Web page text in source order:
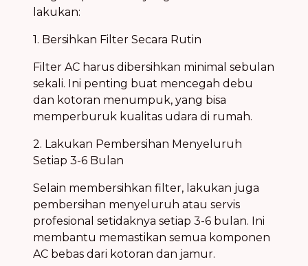
lakukan:
1. Bersihkan Filter Secara Rutin
Filter AC harus dibersihkan minimal sebulan
sekali. Ini penting buat mencegah debu
dan kotoran menumpuk, yang bisa
memperburuk kualitas udara di rumah.
2. Lakukan Pembersihan Menyeluruh
Setiap 3-6 Bulan
Selain membersihkan filter, lakukan juga
pembersihan menyeluruh atau servis
profesional setidaknya setiap 3-6 bulan. Ini
membantu memastikan semua komponen
AC bebas dari kotoran dan jamur.